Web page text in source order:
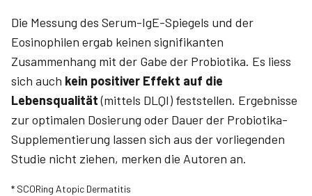
Die Messung des Serum-IgE-Spiegels und der
Eosinophilen ergab keinen signifikanten
Zusammenhang mit der Gabe der Probiotika. Es liess
sich auch kein positiver Effekt auf die
Lebensqualität(mittels DLQI) feststellen. Ergebnisse
zur optimalen Dosierung oder Dauer der Probiotika-
Supplementierung lassen sich aus der vorliegenden
Studie nicht ziehen, merken die Autoren an.
* SCORing Atopic Dermatitis